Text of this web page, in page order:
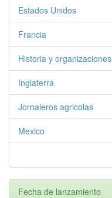
Estados Unidos
Francia
Historia y organizaciones
Inglaterra
Jornaleros agricolas
Mexico
Fecha de lanzamiento